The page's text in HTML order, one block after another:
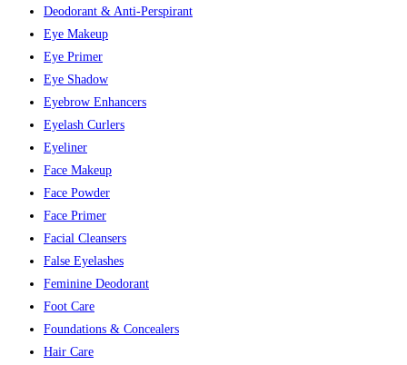
Deodorant & Anti-Perspirant
Eye Makeup
Eye Primer
Eye Shadow
Eyebrow Enhancers
Eyelash Curlers
Eyeliner
Face Makeup
Face Powder
Face Primer
Facial Cleansers
False Eyelashes
Feminine Deodorant
Foot Care
Foundations & Concealers
Hair Care